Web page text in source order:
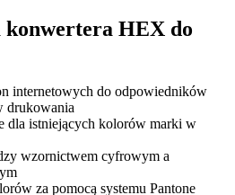
HEX do
internetowych do odpowiedników
drukowania
dla istniejących kolorów marki w
wzornictwem cyfrowym a
za pomocą systemu Pantone